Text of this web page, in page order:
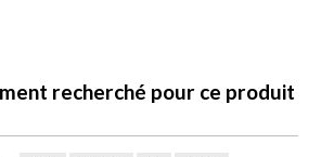
recherché pour ce produit